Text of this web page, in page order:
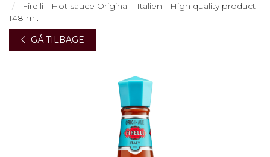
Firelli - Hot sauce Original - Italien - High quality product -
148 ml.
GÅ TILBAGE